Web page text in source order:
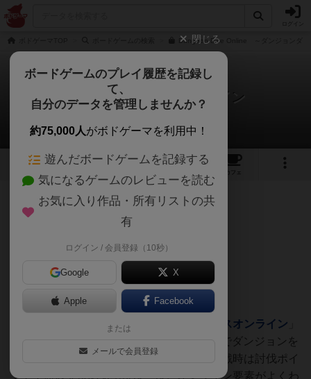
Dungeon Dice Online ～ダンジョンダイ
ダンジョンダイスオンライン
午後くまさんのレビュー
4 5 9
カフェ
1687名 5名 0 12ヶ月前
ダイスロールげー
単独プレイヤーです。「 ダンジョンダイスオンライン
、ダイスロールでダンジョンを
冒険、様々なモンスターやボスを倒し、対戦時は討伐ポイ
ントで勝敗を決める明快ルール。オンライン要素がよくわ
閉じる
ボードゲームのプレイ履歴を記録し
て、
自分のデータを管理しませんか？
約75,000人がボドゲーマを利用中！
遊んだボードゲームを記録する
気になるゲームのレビューを読む
お気に入り作品・所有リストの共
有
ログイン / 会員登録（10秒）
Google X
Apple Facebook
または
メールで会員登録